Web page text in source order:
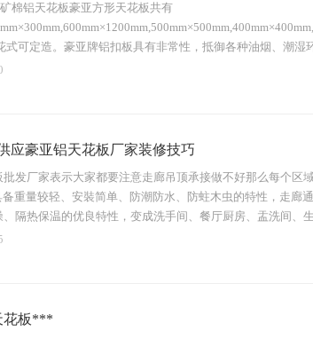
棉铝天花板豪亚方形天花板共有
式可定造。豪亚牌铝扣板具有非常性，抵御各种油烟、潮
粘污渍。...
应豪亚铝天花板厂家装修技巧
发厂家表示大家都要注意走廊吊顶承接做不好那么每个
重量较轻、安裝简单、防潮防水、防蛀木虫的特性，走廊
隔热保温的优良特性，变成洗手间、餐厅厨房、盂洗间、
花板***